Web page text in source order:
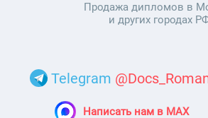
Продажа дипломов в
и других городах
Telegram
Написать нам в MAX